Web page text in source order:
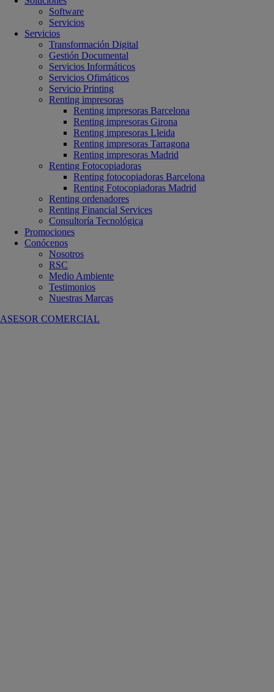
Software
Servicios
Servicios
Transformación Digital
Gestión Documental
Servicios Informáticos
Servicios Ofimáticos
Servicio Printing
Renting impresoras
Renting impresoras Barcelona
Renting impresoras Girona
Renting impresoras Lleida
Renting impresoras Tarragona
Renting impresoras Madrid
Renting Fotocopiadoras
Renting fotocopiadoras Barcelona
Renting Fotocopiadoras Madrid
Renting ordenadores
Renting Financial Services
Consultoría Tecnológica
Promociones
Conócenos
Nosotros
RSC
Medio Ambiente
Testimonios
Nuestras Marcas
ASESOR COMERCIAL